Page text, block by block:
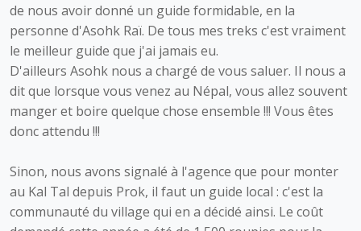
de nous avoir donné un guide formidable, en la
personne d'Asohk Raï. De tous mes treks c'est vraiment
le meilleur guide que j'ai jamais eu.
D'ailleurs Asohk nous a chargé de vous saluer. Il nous a
dit que lorsque vous venez au Népal, vous allez souvent
manger et boire quelque chose ensemble !!! Vous êtes
donc attendu !!!
Sinon, nous avons signalé à l'agence que pour monter
au Kal Tal depuis Prok, il faut un guide local : c'est la
communauté du village qui en a décidé ainsi. Le coût